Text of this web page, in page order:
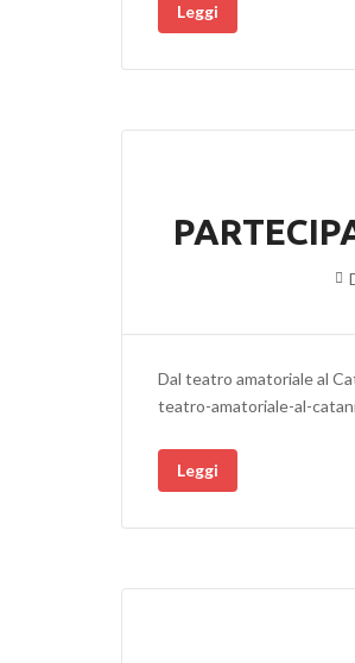
Leggi
Dal teatro amatoriale al
teatro-amatoriale-al-
Leggi